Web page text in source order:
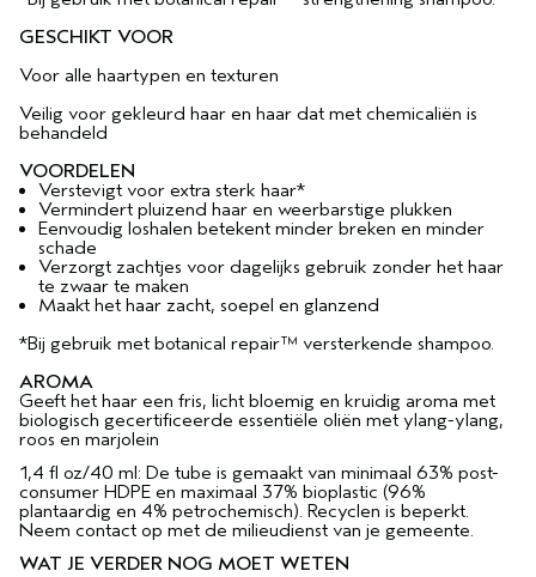
GESCHIKT VOOR
Voor alle haartypen en texturen
Veilig voor gekleurd haar en haar dat met chemicaliën is
behandeld
VOORDELEN
Verstevigt voor extra sterk haar*
Vermindert pluizend haar en weerbarstige plukken
Eenvoudig loshalen betekent minder breken en minder
schade
Verzorgt zachtjes voor dagelijks gebruik zonder het haar
te zwaar te maken
Maakt het haar zacht, soepel en glanzend
*Bij gebruik met botanical repair™ versterkende shampoo.
AROMA
Geeft het haar een fris, licht bloemig en kruidig aroma met
biologisch gecertificeerde essentiële oliën met ylang-ylang,
roos en marjolein
1,4 fl oz/40 ml: De tube is gemaakt van minimaal 63% post-
consumer HDPE en maximaal 37% bioplastic (96%
plantaardig en 4% petrochemisch). Recyclen is beperkt.
Neem contact op met de milieudienst van je gemeente.
WAT JE VERDER NOG MOET WETEN